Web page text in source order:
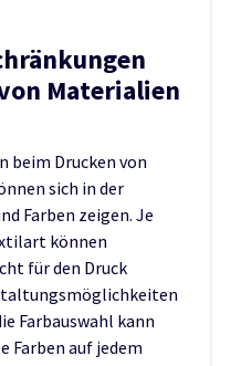
Materialien
beim Drucken von
sich in der
Farben zeigen. Je
können
für den Druck
Farbauswahl kann
Farben auf jedem